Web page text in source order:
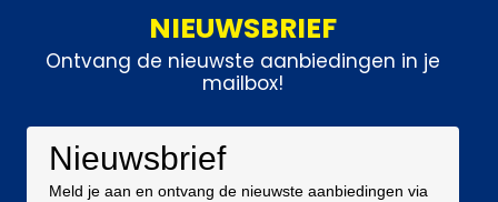
NIEUWSBRIEF
Ontvang de nieuwste aanbiedingen in je
mailbox!
Nieuwsbrief
Meld je aan en ontvang de nieuwste aanbiedingen via